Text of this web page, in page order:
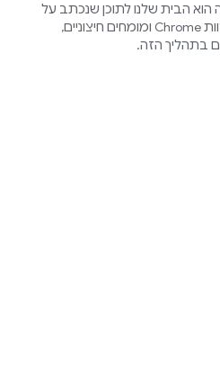
הבית שלנו לתוכן שנכתב על
ידי חברי צוות Chrome ומומחים חיצוניים,
הזה.